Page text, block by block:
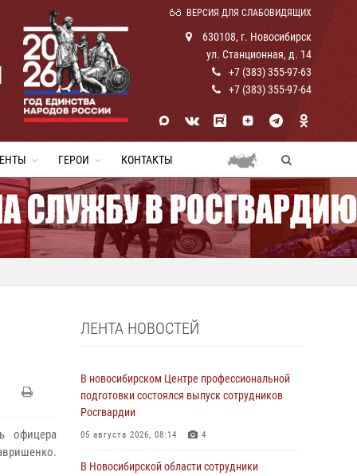
ВЕРСИЯ ДЛЯ СЛАБОВИДЯЩИХ
630108, г. Новосибирск
ул. Станционная, д. 14
+7 (383) 355-97-63
+7 (383) 355-97-64
ГЕРОИ КОНТАКТЫ
офицера
ЛЕНТА НОВОСТЕЙ
В новосибирском Центре профессиональной
подготовки состоялся выпуск сотрудников
Росгвардии
05 августа 2026, 08:14 4
В Новосибирской области сотрудники